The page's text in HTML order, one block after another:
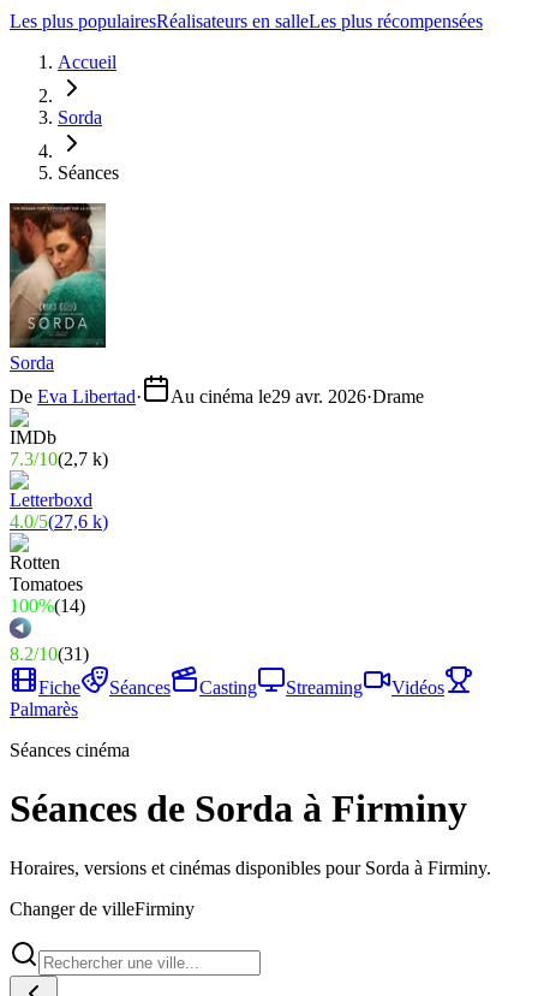
Les plus populairesRéalisateurs en salleLes plus récompensées
Accueil
Sorda
Séances
Sorda
De Eva Libertad· Au cinéma le29 avr. 2026·Drame
7.3/10(2,7 k)
4.0/5(27,6 k)
100%(14)
8.2/10(31)
Fiche
Séances Casting Streaming
Vidéos
Palmarès
Séances cinéma
Séances de Sorda à Firminy
Horaires, versions et cinémas disponibles pour Sorda à Firminy.
Changer de villeFirminy